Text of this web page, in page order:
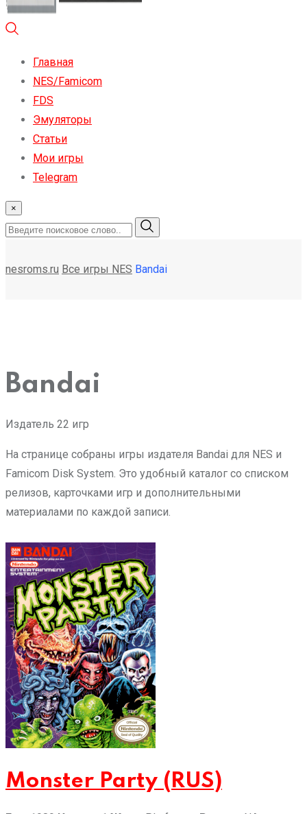
Главная
NES/Famicom
FDS
Эмуляторы
Статьи
Мои игры
Telegram
×
nesroms.ru Все игры NES Bandai
Bandai
Издатель 22 игр
На странице собраны игры издателя Bandai для NES и
Famicom Disk System. Это удобный каталог со списком
релизов, карточками игр и дополнительными
материалами по каждой записи.
Monster Party (RUS)